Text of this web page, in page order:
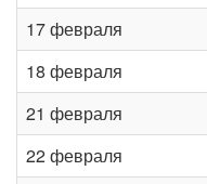
17 февраля
18 февраля
21 февраля
22 февраля